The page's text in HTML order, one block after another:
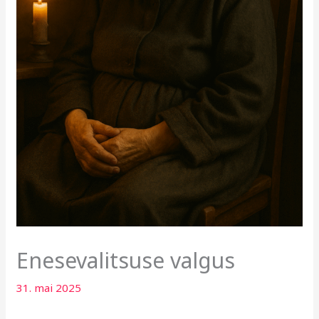
Enesevalitsuse valgus
31. mai 2025